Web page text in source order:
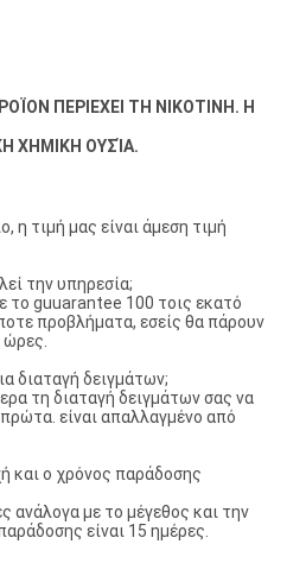
ΠΕΡΙΕΧΕΙ ΤΗ ΝΙΚΟΤΙΝΗ. Η
ΧΗΜΙΚΗ ΟΥΣΊΑ.
η τιμή μας είναι άμεση τιμή
την υπηρεσία;
guuarantee 100 τοις εκατό
προβλήματα, εσείς θα πάρουν
ώρες.
διαταγή δειγμάτων;
τη διαταγή δειγμάτων σας να
είναι απαλλαγμένο από
και ο χρόνος παράδοσης
ανάλογα με το μέγεθος και την
είναι 15 ημέρες.